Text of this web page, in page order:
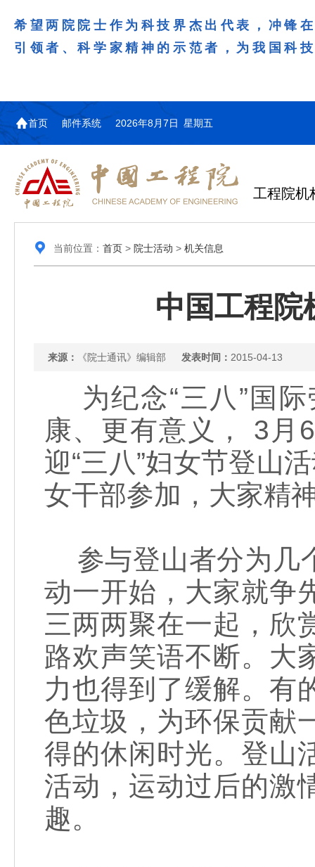
希望两院院士作为科技界杰出代表，冲锋
引领者、科学家精神的示范者，为我国科
首页 邮件系统 2026年8月7日 星期五
工程院机
当前位置： 首页> 院士活动 > 机关信息
中国工程院
来源： 《院士通讯》编辑部 发表时间： 2015-04-13
为纪念“三八”国际
康、更有意义， 3月
迎“三八”妇女节登山
女干部参加，大家精
参与登山者分为几
动一开始，大家就争
三两两聚在一起，欣
路欢声笑语不断。大
力也得到了缓解。有
色垃圾，为环保贡献
得的休闲时光。登山
活动，运动过后的激
趣。